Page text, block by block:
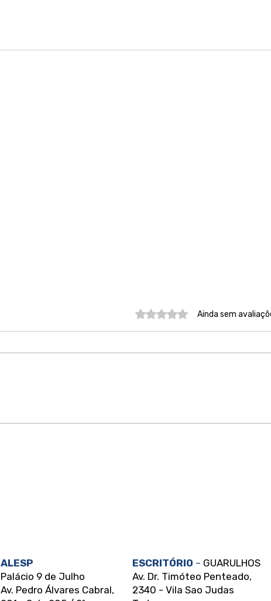
minha missão!
Avaliado com 0 de 5
Ainda sem
ALESP
Palácio 9 de Julho
Av. Pedro Álvares Cabral,
ESCRITÓRIO – GUARULHOS
Av. Dr. Timóteo Penteado,
2340 - Vila Sao Judas